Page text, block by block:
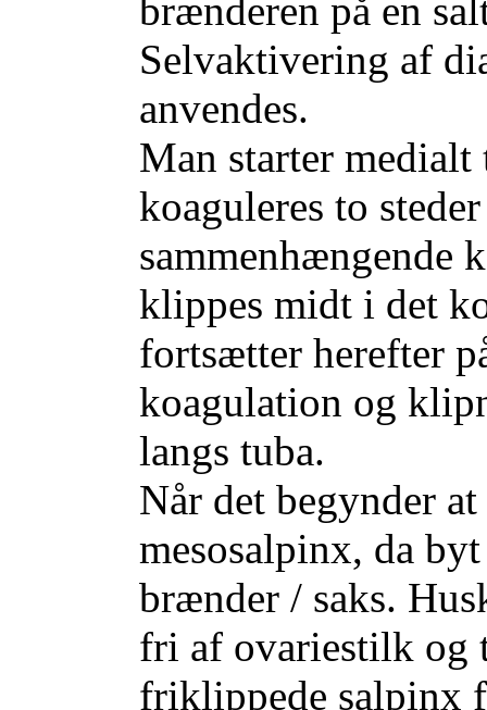
brænderen på en
Selvaktivering af
anvendes.
Man starter
koaguleres to
sammenhængende
klippes midt i det
fortsætter herefter
koagulation og
langs tuba.
Når det begynder
mesosalpinx, da
brænder / saks.
fri af ovariestilk og
friklippede salpinx